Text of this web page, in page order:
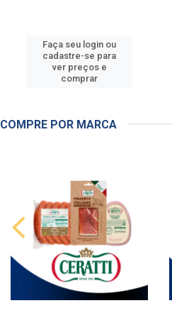
Faça seu login ou
cadastre-se para
ver preços e
comprar
COMPRE POR MARCA